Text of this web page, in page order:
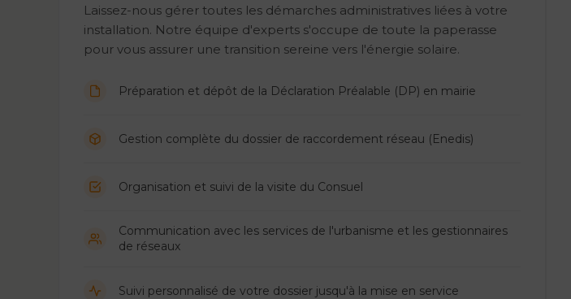
Laissez-nous gérer toutes les démarches administratives liées à votre
installation. Notre équipe d'experts s'occupe de toute la paperasse
pour vous assurer une transition sereine vers l'énergie solaire.
Préparation et dépôt de la Déclaration Préalable (DP) en mairie
Gestion complète du dossier de raccordement réseau (Enedis)
Organisation et suivi de la visite du Consuel
Communication avec les services de l'urbanisme et les gestionnaires
de réseaux
Suivi personnalisé de votre dossier jusqu'à la mise en service